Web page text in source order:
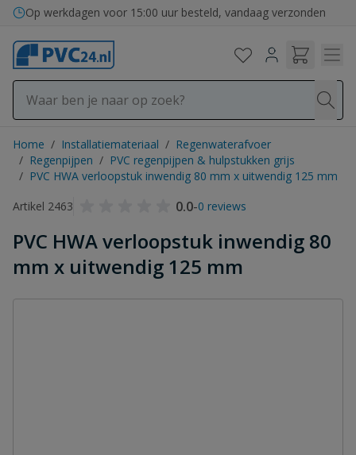
Ga naar de inhoud
Op werkdagen voor 15:00 uur besteld, vandaag verzonden
Home / Installatiemateriaal / Regenwaterafvoer
/ Regenpijpen / PVC regenpijpen & hulpstukken grijs
/ PVC HWA verloopstuk inwendig 80 mm x uitwendig 125 mm
Artikel 2463
0.0-0 reviews
PVC HWA verloopstuk inwendig 80
mm x uitwendig 125 mm